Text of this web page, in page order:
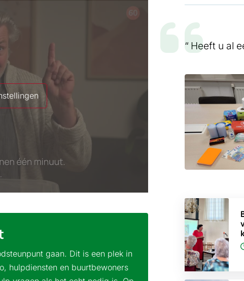
gaan. Dit is een plek in
hulpdiensten en buurtbewoners
Heeft u al